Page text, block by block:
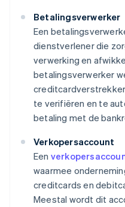
Betalingsverwerker
Een
dienstverlener die
verwerking en
betalingsverwerker
te verifiëren en te
betaling met de
Verkopersaccount
Een
waarmee
creditcards en
Meestal wordt dit